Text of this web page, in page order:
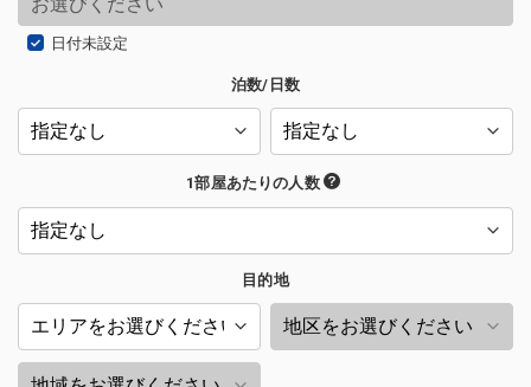
日付未設定
泊数/日数
1部屋あたりの人数
目的地